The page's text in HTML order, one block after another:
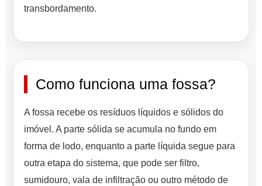
transbordamento.
Como funciona uma fossa?
A fossa recebe os resíduos líquidos e sólidos do
imóvel. A parte sólida se acumula no fundo em
forma de lodo, enquanto a parte líquida segue para
outra etapa do sistema, que pode ser filtro,
sumidouro, vala de infiltração ou outro método de